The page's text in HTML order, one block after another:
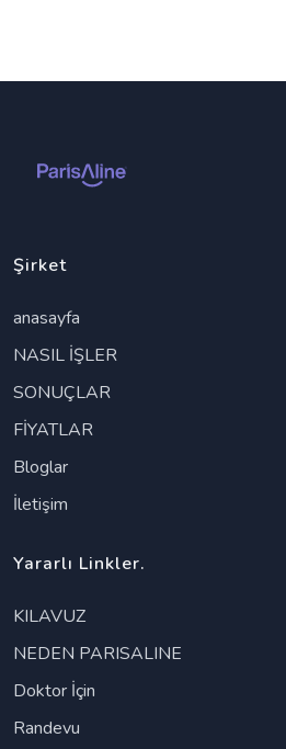
Şirket
anasayfa
NASIL İŞLER
SONUÇLAR
FİYATLAR
Bloglar
İletişim
Yararlı Linkler.
KILAVUZ
NEDEN PARISALINE
Doktor İçin
Randevu